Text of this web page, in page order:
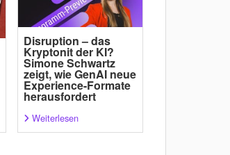
Disruption – das
Kryptonit der KI?
Simone Schwartz
zeigt, wie GenAI neue
Experience-Formate
herausfordert
Weiterlesen